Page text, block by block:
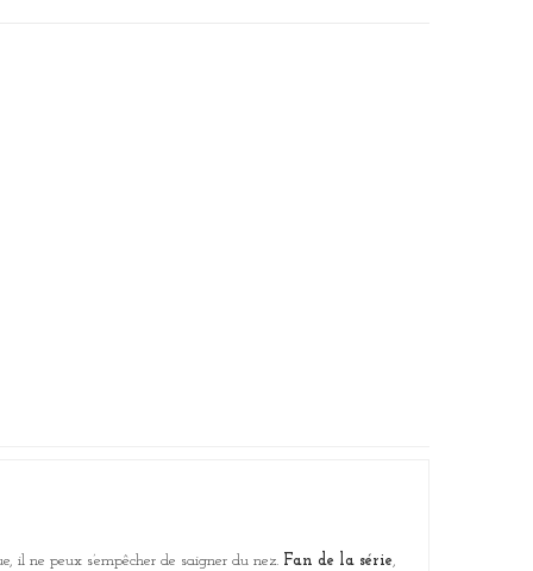
il ne peux s’empêcher de saigner du nez. Fan de la série,